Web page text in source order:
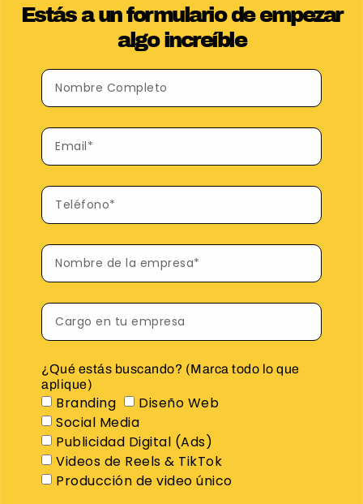
Estás a un formulario de empezar
algo increíble​
¿Qué estás buscando? (Marca todo lo que
aplique)
Branding
Diseño Web
Social Media
Publicidad Digital (Ads)
Videos de Reels & TikTok
Producción de video único